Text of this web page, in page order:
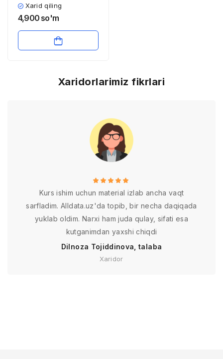
elеmеntlarning elеktr
yurituvchi kuchini
bilan o’lchash
Xarid qiling
4,900 so'm
Xaridorlarimiz fikrlari
Kurs ishim uchun material izlab ancha vaqt
sarfladim. Alldata.uz'da topib, bir necha daqiqada
yuklab oldim. Narxi ham juda qulay, sifati esa
kutganimdan yaxshi chiqdi
Dilnoza Tojiddinova, talaba
Xaridor